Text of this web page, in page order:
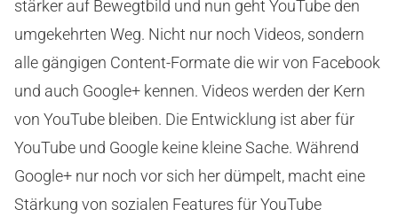
stärker auf Bewegtbild und nun geht YouTube den
umgekehrten Weg. Nicht nur noch Videos, sondern
alle gängigen Content-Formate die wir von Facebook
und auch Google+ kennen. Videos werden der Kern
von YouTube bleiben. Die Entwicklung ist aber für
YouTube und Google keine kleine Sache. Während
Google+ nur noch vor sich her dümpelt, macht eine
Stärkung von sozialen Features für YouTube